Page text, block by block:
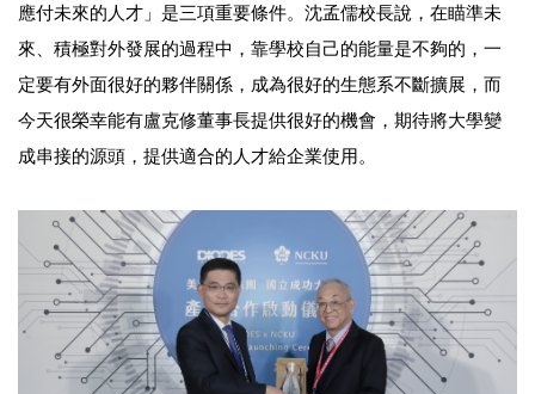
應付未來的人才」是三項重要條件。沈孟儒校長說，在瞄準未
來、積極對外發展的過程中，靠學校自己的能量是不夠的，一
定要有外面很好的夥伴關係，成為很好的生態系不斷擴展，而
今天很榮幸能有盧克修董事長提供很好的機會，期待將大學變
成串接的源頭，提供適合的人才給企業使用。